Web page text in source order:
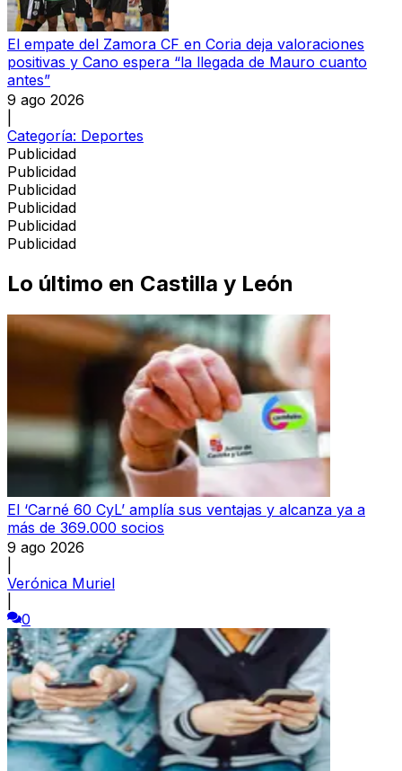
El empate del Zamora CF en Coria deja valoraciones
positivas y Cano espera “la llegada de Mauro cuanto
antes”
9 ago 2026
Categoría: Deportes
Publicidad
Publicidad
Publicidad
Publicidad
Publicidad
Publicidad
Lo último en Castilla y León
El ‘Carné 60 CyL’ amplía sus ventajas y alcanza ya a
más de 369.000 socios
9 ago 2026
Verónica Muriel
0